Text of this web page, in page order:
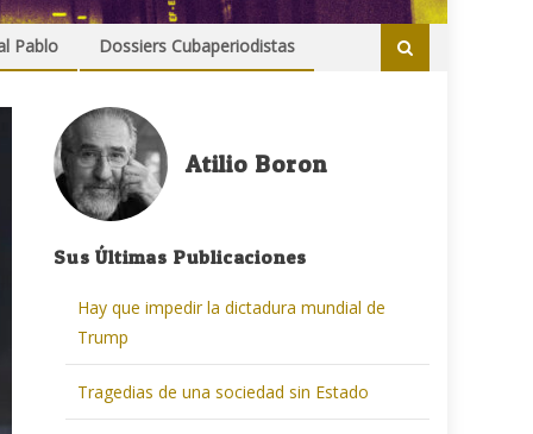
Pablo Dossiers Cubaperiodistas
Atilio Boron
Sus Últimas Publicaciones
Hay que impedir la dictadura mundial de
Trump
Tragedias de una sociedad sin Estado